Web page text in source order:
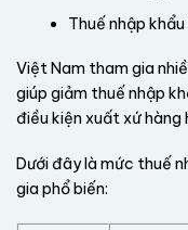
Thuế nhập
Việt Nam tham gia
giúp giảm thuế nhập
điều kiện xuất xứ hàng
Dưới đây là mức thuế
gia phổ biến: